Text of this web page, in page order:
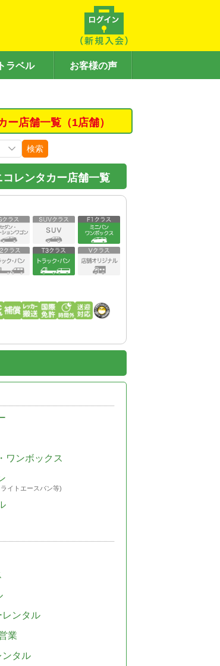
トラベル お客様の声
店舗一覧（1店舗）
検索
レンタカー店舗一覧
ワンボックス
イトエースバン等)
レンタル
業
ンタル